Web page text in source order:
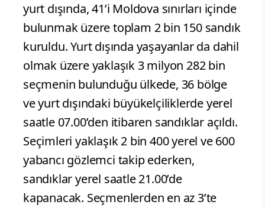
yurt dışında, 41’i Moldova sınırları içinde
bulunmak üzere toplam 2 bin 150 sandık
kuruldu. Yurt dışında yaşayanlar da dahil
olmak üzere yaklaşık 3 milyon 282 bin
seçmenin bulunduğu ülkede, 36 bölge
ve yurt dışındaki büyükelçiliklerde yerel
saatle 07.00’den itibaren sandıklar açıldı.
Seçimleri yaklaşık 2 bin 400 yerel ve 600
yabancı gözlemci takip ederken,
sandıklar yerel saatle 21.00’de
kapanacak. Seçmenlerden en az 3’te